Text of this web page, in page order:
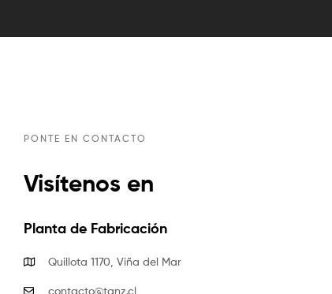
PONTE EN CONTACTO
Visítenos en
Planta de Fabricación
Quillota 1170, Viña del Mar
contacto@tanz.cl